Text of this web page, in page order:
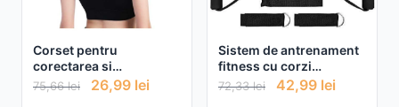
Corset pentru
corectarea si
indreptarea coloanei si
a umerilor cu senzor
75,66lei 26,99 lei
Sistem de antrenament
fitness cu corzi
extensibile, prinderi
multiple, 11 piese
72,33lei 42,99 lei